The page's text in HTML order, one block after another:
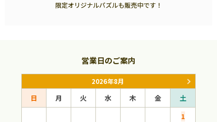
限定オリジナルパズルも販売中です！
営業日のご案内
2026年8月
日 月 火 水 木 金
土
1